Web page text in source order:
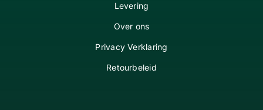
Levering
Over ons
Privacy Verklaring
Retourbeleid